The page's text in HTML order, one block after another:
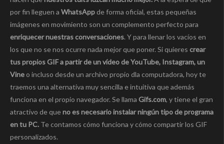
por fin lleguen a WhatsAppde forma oficial, estas pequeñas
imágenes en movimiento son un complemento perfecto para
enriquecer nuestras conversaciones. Y para llenar los vacíos en
los que no se nos ocurre nada mejor que poner. Si quieres crear
tus propios GIF a partir de un vídeo de YouTube, Instagram, un
Vineo incluso desde un archivo propio dla computadora, hoy te
traemos una alternativa muy sencilla e intuitiva que además
funciona en el propio navegador. Se llama Gifs.com, y tiene el gran
atractivo de queno es necesario instalar ningún tipo de programa
en tu PC. Te contamos cómo funciona y cómo compartir los GIF
personalizados.